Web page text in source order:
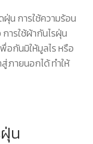
น การใช้ความร้อน
ารใช้ผ้ากันไรฝุ่น
อกันมิให้มูลไร หรือ
ภายนอกได้ ทำให้
น